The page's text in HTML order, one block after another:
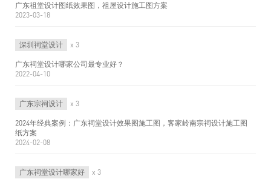
广东祖堂设计图纸效果图，祖屋设计施工图方案
2023-03-18
深圳祠堂设计 x 3
广东祠堂设计哪家公司最专业好？
2022-04-10
广东宗祠设计 x 3
2024年经典案例：广东祠堂设计效果图施工图，客家岭南宗祠设计施工图
纸方案
2024-02-08
广东祠堂设计哪家好 x 3